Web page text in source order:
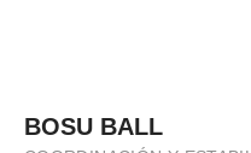
BOSU BALL